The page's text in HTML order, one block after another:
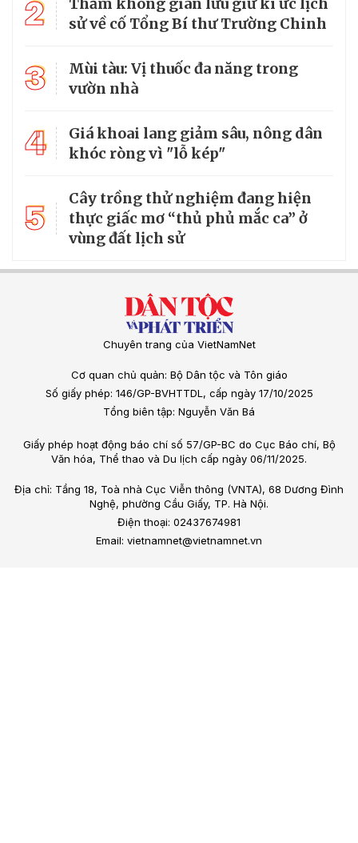
2
sử về cố Tổng Bí thư Trường Chinh
3
Mùi tàu: Vị thuốc đa năng trong
vườn nhà
4
Giá khoai lang giảm sâu, nông dân
khóc ròng vì "lỗ kép"
5
Cây trồng thử nghiệm đang hiện
thực giấc mơ “thủ phủ mắc ca” ở
vùng đất lịch sử
Chuyên trang của VietNamNet
Cơ quan chủ quản: Bộ Dân tộc và Tôn giáo
Số giấy phép: 146/GP-BVHTTDL, cấp ngày 17/10/2025
Tổng biên tập: Nguyễn Văn Bá
Giấy phép hoạt động báo chí số 57/GP-BC do Cục Báo chí, Bộ
Văn hóa, Thể thao và Du lịch cấp ngày 06/11/2025.
Địa chỉ: Tầng 18, Toà nhà Cục Viễn thông (VNTA), 68 Dương Đình
Nghệ, phường Cầu Giấy, TP. Hà Nội.
Điện thoại: 02437674981
Email: vietnamnet@vietnamnet.vn